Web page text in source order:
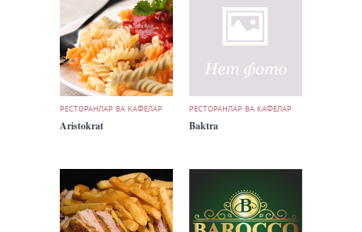
РЕСТОРАНЛАР ВА КАФЕЛАР
Aristokrat
РЕСТОРАНЛАР ВА КАФЕЛАР
Baktra